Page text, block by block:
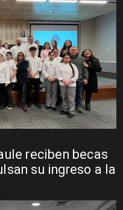
reciben becas
su ingreso a la